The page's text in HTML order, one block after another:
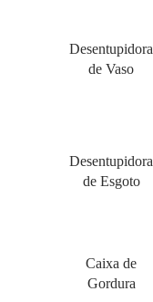
Desentupidora
de Vaso
Desentupidora
de Esgoto
Caixa de
Gordura